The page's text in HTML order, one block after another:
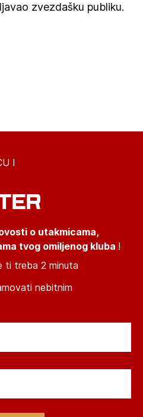
zvezdašku publiku.
I
o utakmicama,
tvog omiljenog kluba !
ti treba 2 minuta
nebitnim